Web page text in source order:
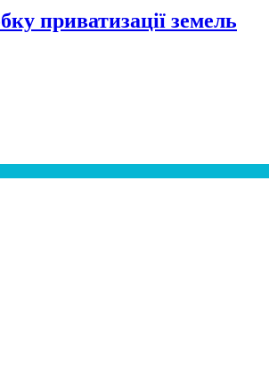
приватизації земель